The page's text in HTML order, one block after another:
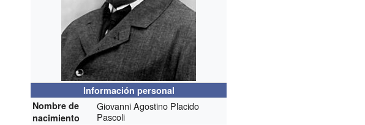
Información personal
Nombre de
nacimiento
Giovanni Agostino Placido
Pascoli